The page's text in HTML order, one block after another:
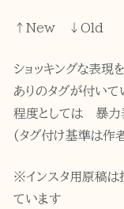
↑New ↓Old
ショッキングな表現
ありのタグが付いて
程度としては 暴力
(タグ付け基準は作
※インスタ用原稿は
ています